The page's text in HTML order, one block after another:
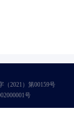
2021）第00159号
号